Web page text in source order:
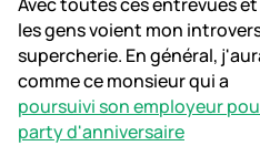
les gens voient mon
supercherie. En général,
comme ce monsieur qui a
poursuivi son employeur
party d'anniversaire